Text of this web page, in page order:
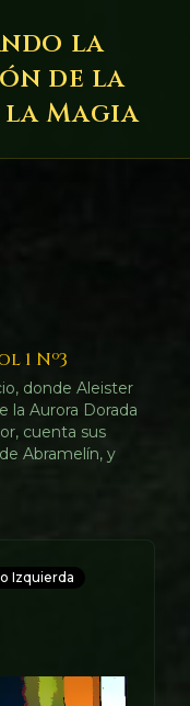
la
de la
Magia
1 Nº3
donde Aleister
la Aurora Dorada
cuenta sus
Abramelín, y
Izquierda